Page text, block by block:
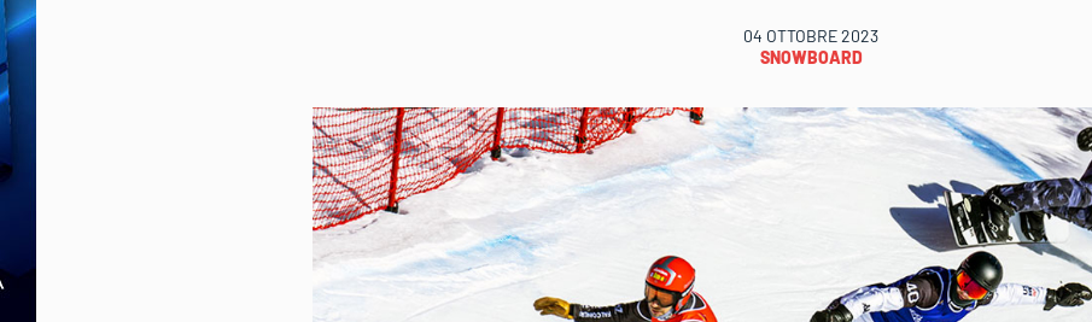
04 OTTOBRE 2023
SNOWBOARD